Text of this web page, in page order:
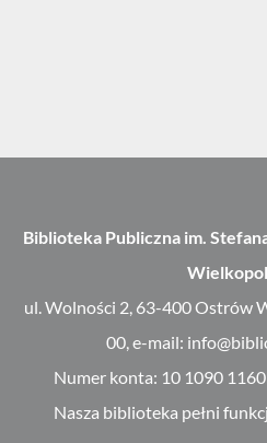
Biblioteka Publiczna im.
ul. Wolności 2, 63-400 Ostrów
00, e-mail:
Numer konta: 10 1090
Nasza biblioteka pełni